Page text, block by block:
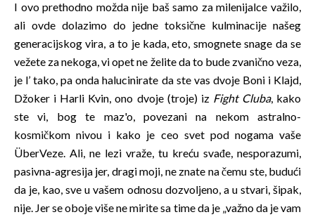
I ovo prethodno možda nije baš samo za milenijalce važilo,
ali ovde dolazimo do jedne toksične kulminacije našeg
generacijskog vira, a to je kada, eto, smognete snage da se
vežete za nekoga, vi opet ne želite da to bude zvanično veza,
je l’ tako, pa onda halucinirate da ste vas dvoje Boni i Klajd,
Džoker i Harli Kvin, ono dvoje (troje) iz Fight Cluba, kako
ste vi, bog te maz'o, povezani na nekom astralno-
kosmičkom nivou i kako je ceo svet pod nogama vaše
ÜberVeze. Ali, ne lezi vraže, tu kreću svađe, nesporazumi,
pasivna-agresija jer, dragi moji, ne znate na čemu ste, budući
da je, kao, sve u vašem odnosu dozvoljeno, a u stvari, šipak,
nije. Jer se oboje više ne mirite sa time da je „važno da je vam